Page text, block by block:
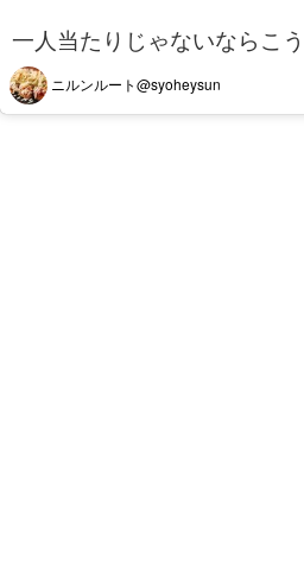
一人当たりじゃないならこう
ニルンルート@syoheysun